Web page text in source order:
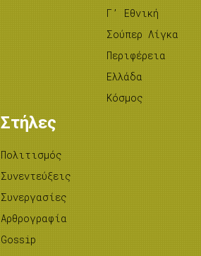
Γ’ Εθνική
Σούπερ Λίγκα
Περιφέρεια
Ελλάδα
Κόσμος
Στήλες
Πολιτισμός
Συνεντεύξεις
Συνεργασίες
Αρθρογραφία
Gossip